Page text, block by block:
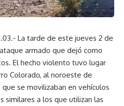
La tarde de este jueves 2 de
armado que dejó como
El hecho violento tuvo lugar
Colorado, al noroeste de
se movilizaban en vehículos
similares a los que utilizan las